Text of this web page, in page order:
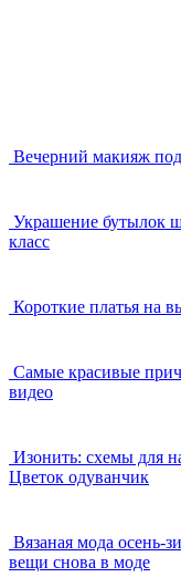
Вечерний макияж
Украшение бутылок
класс
Короткие платья на
Самые красивые
видео
Изонить: схемы для
Цветок одуванчик
Вязаная мода осень-
вещи снова в моде